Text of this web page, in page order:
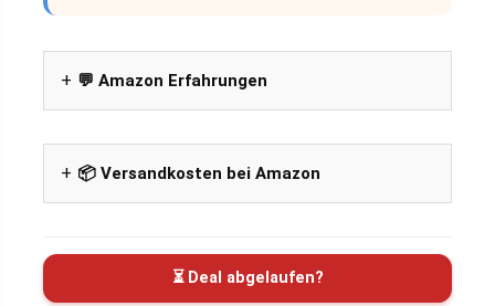
💬 Amazon Erfahrungen
📦 Versandkosten bei Amazon
⏳ Deal abgelaufen?